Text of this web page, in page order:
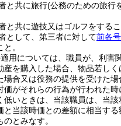
と共に旅行(公務のための旅行
と共に遊技又はゴルフをするこ
として、第三者に対して前各号
。
用については、職員が、利害
産を購入した場合、物品若しく
場合又は役務の提供を受けた場
価がそれらの行為が行われた時
低いときは、当該職員は、当該
と当該時価との差額に相当する
とみなす。